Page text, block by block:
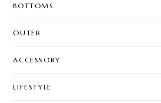
BOTTOMS
OUTER
ACCESSORY
LIFESTYLE